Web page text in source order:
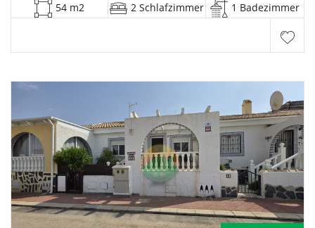
54 m2 2 Schlafzimmer 1 Badezimmer